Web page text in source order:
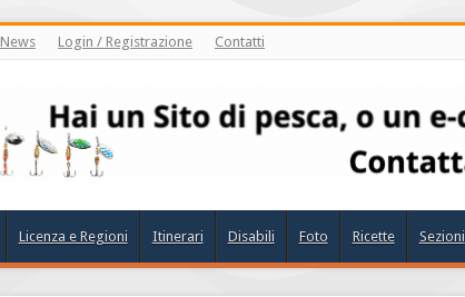
News Login / Registrazione Contatti
Licenza e Regioni Itinerari Disabili Foto Ricette Sezioni